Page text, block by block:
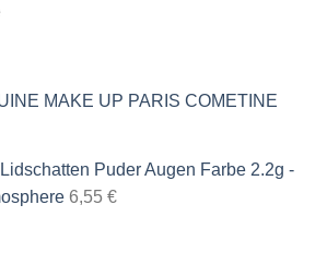
MAKE UP PARIS COMETINE
Puder Augen Farbe 2.2g -
6,55 €